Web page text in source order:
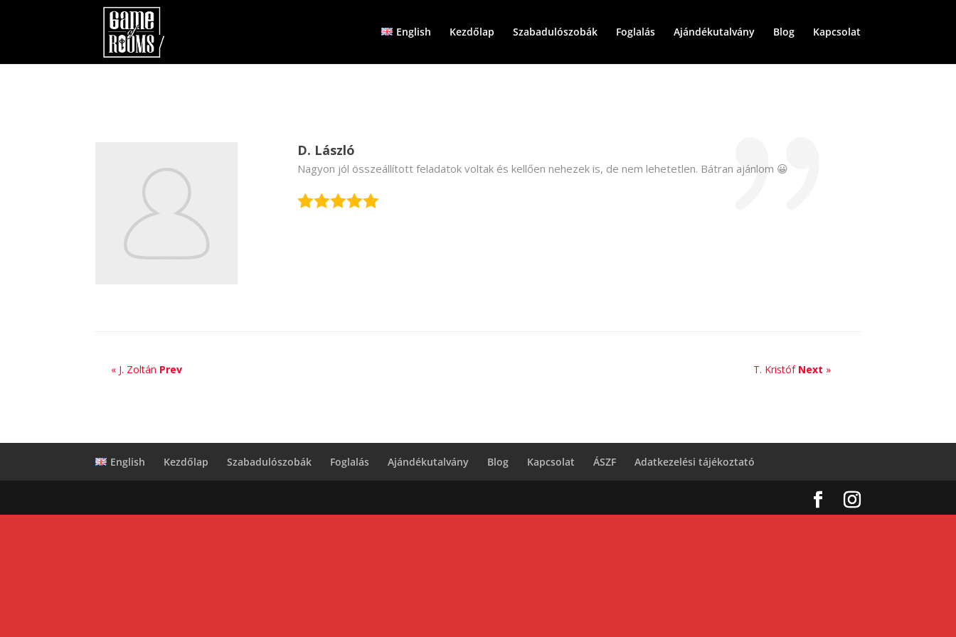
English Kezdőlap Szabadulószobák Foglalás Ajándékutalvány Blog Kapcsolat
D. László
Nagyon jól összeállított feladatok voltak és kellően nehezek is, de nem lehetetlen. Bátran ajánlom 😀
« J. Zoltán Prev T. Kristóf Next »
English Kezdőlap Szabadulószobák Foglalás Ajándékutalvány Blog Kapcsolat ÁSZF Adatkezelési tájékoztató